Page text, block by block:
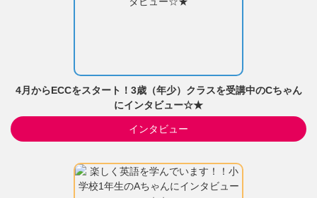
4月からECCをスタート！3歳（年少）クラスを受講中のCちゃん
にインタビュー☆★
インタビュー